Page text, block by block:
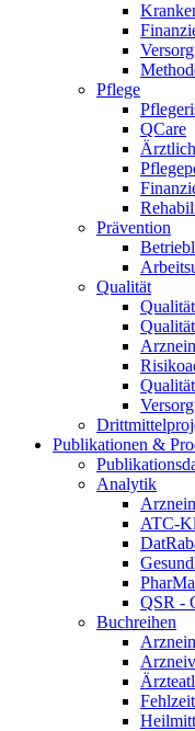
Pflege
QCare
Prävention
Qualität
Publikationen &
Analytik
ATC-
QSR -
Buchreihen